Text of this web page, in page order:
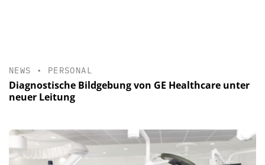
NEWS • PERSONAL
Diagnostische Bildgebung von GE Healthcare unter
neuer Leitung